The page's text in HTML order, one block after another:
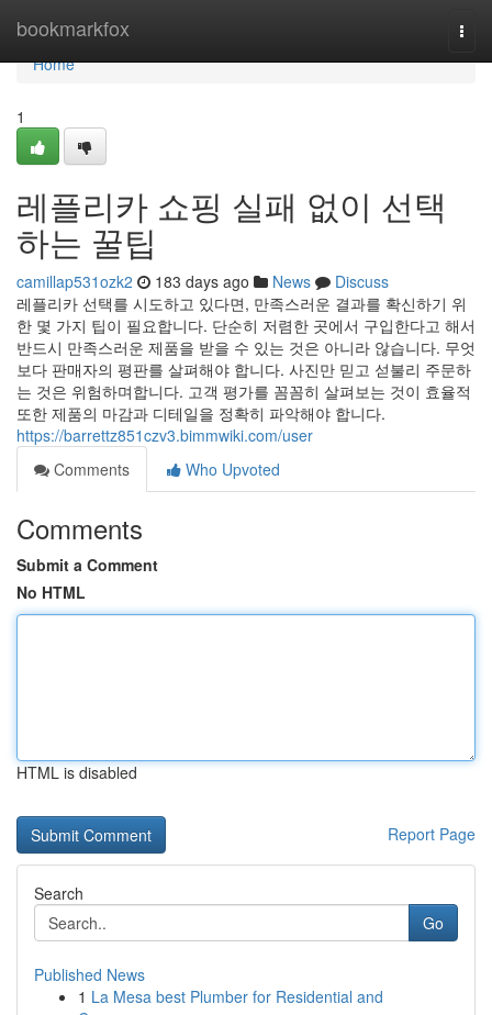
bookmarkfox
Home
Home
1
레플리카 쇼핑 실패 없이 선택
하는 꿀팁
camillap531ozk2 183 days ago News
Discuss
레플리카 선택를 시도하고 있다면, 만족스러운 결과를 확신하기 위
한 몇 가지 팁이 필요합니다. 단순히 저렴한 곳에서 구입한다고 해서
반드시 만족스러운 제품을 받을 수 있는 것은 아니라 않습니다. 무엇
보다 판매자의 평판를 살펴해야 합니다. 사진만 믿고 섣불리 주문하
는 것은 위험하며합니다. 고객 평가를 꼼꼼히 살펴보는 것이 효율적
또한 제품의 마감과 디테일을 정확히 파악해야 합니다.
https://barrettz851czv3.bimmwiki.com/user
Comments
Who Upvoted
Comments
Submit a Comment
No HTML
HTML is disabled
Report Page
Search
Go
Published News
1 La Mesa best Plumber for Residential and